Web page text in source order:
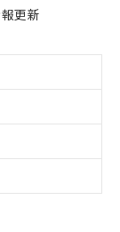
更新